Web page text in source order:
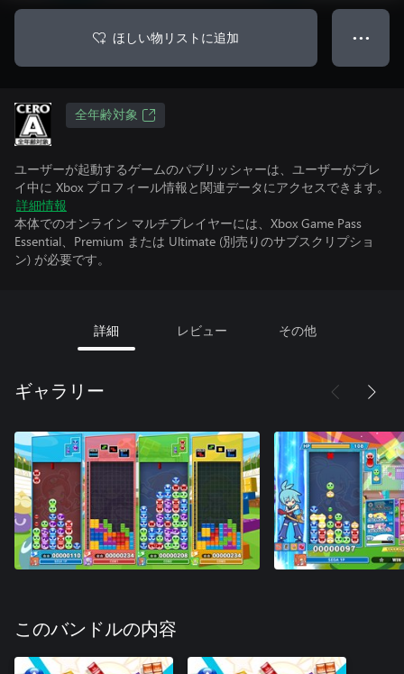
ほしい物リストに追加 ● ● ●
全年齢対象
ユーザーが起動するゲームのパブリッシャーは、ユーザーがプレ
イ中に Xbox プロフィール情報と関連データにアクセスできます。
詳細情報
本体でのオンライン マルチプレイヤーには、Xbox Game Pass
Essential、Premium または Ultimate (別売りのサブスクリプショ
ン) が必要です。
詳細 レビュー その他
ギャラリー
このバンドルの内容